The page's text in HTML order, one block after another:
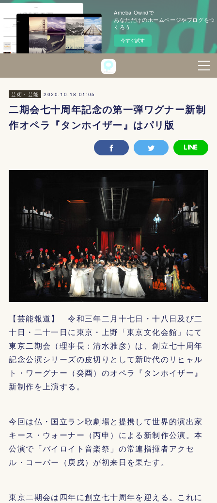
Ameba Owndで
あなただけのホームページやブログをつ
くろう
今すぐ試す
芸術・芸能 2020.10.18 01:05
二期会七十周年記念の第一弾ワグナー新制
作オペラ『タンホイザー』はパリ版
【芸能報道】 令和三年二月十七日・十八日及び二
十日・二十一日に東京・上野「東京文化会館」にて
東京二期会（理事長：清水雅彦）は、創立七十周年
記念公演シリーズの皮切りとして新時代のリヒャル
ト・ワーグナー（癸酉）のオペラ『タンホイザー』
新制作を上演する。
今回は仏・国立ラン歌劇場と提携して世界的演出家
キース・ウォーナー（丙申）による新制作公演。本
公演で「バイロイト音楽祭」の常連指揮者アクセ
ル・コーバー（庚戌）が初来日を果たす。
東京二期会は四年に創立七十周年を迎える。これに